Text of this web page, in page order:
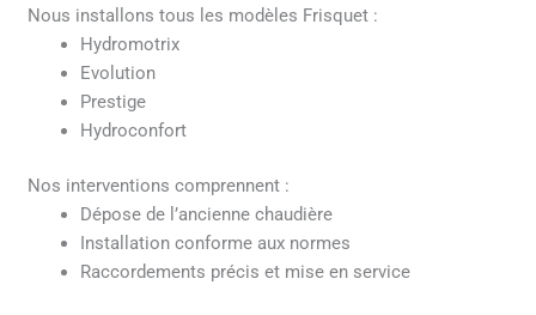
Nous installons tous les modèles Frisquet :
Hydromotrix
Evolution
Prestige
Hydroconfort
Nos interventions comprennent :
Dépose de l’ancienne chaudière
Installation conforme aux normes
Raccordements précis et mise en service